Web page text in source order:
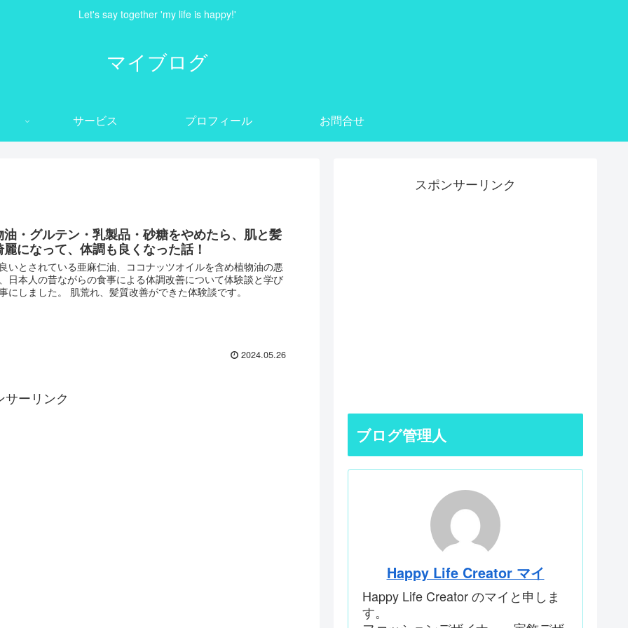
Let's say together 'my life is happy!'
マイブログ
サービス プロフィール お問合せ
油・グルテン・乳製品・砂糖をやめたら、肌と髪
麗になって、体調も良くなった話！
いとされている亜麻仁油、ココナッツオイルを含め植物油の悪
日本人の昔ながらの食事による体調改善について体験談と学び
にしました。 肌荒れ、髪質改善ができた体験談です。
2024.05.26
サーリンク
スポンサーリンク
ブログ管理人
Happy Life Creator マイ
Happy Life Creator のマイと申しま
す。